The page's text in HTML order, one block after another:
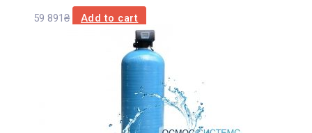
59 891₴ Add to cart